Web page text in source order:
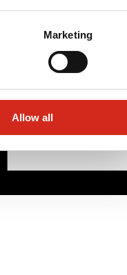
Marketing
Allow all